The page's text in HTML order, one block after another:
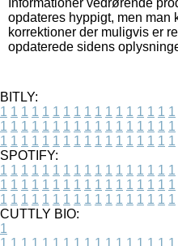
opdateres hyppigt, men man
korrektioner der muligvis er
opdaterede sidens
BITLY:
1 1 1 1 1 1 1 1 1 1 1 1 1 1 1 1 1
1 1 1 1 1 1 1 1 1 1 1 1 1 1 1 1 1
1 1 1 1 1 1 1 1 1 1 1 1 1 1 1 1 1
SPOTIFY:
1 1 1 1 1 1 1 1 1 1 1 1 1 1 1 1 1
1 1 1 1 1 1 1 1 1 1 1 1 1 1 1 1 1
1 1 1 1 1 1 1 1 1 1 1 1 1 1 1 1 1
CUTTLY BIO:
1
1 1 1 1 1 1 1 1 1 1 1 1 1 1 1 1 1